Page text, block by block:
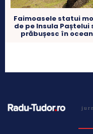
Faimoasele statui
de pe Insula Paștelui
prăbușesc în ocean